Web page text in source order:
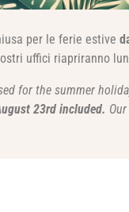
per le ferie estive
uffici riapriranno
for the summer
23rd included.